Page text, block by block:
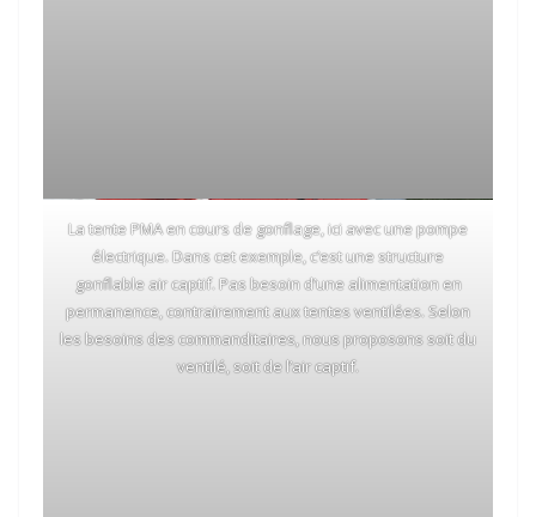
La tente PMA en cours de gonflage, ici avec une pompe
électrique. Dans cet exemple, c’est une structure
gonflable air captif. Pas besoin d’une alimentation en
permanence, contrairement aux tentes ventilées. Selon
les besoins des commanditaires, nous proposons soit du
ventilé, soit de l’air captif.